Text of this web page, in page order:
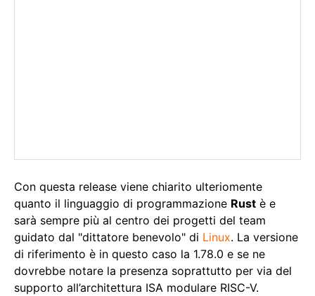
Con questa release viene chiarito ulteriomente
quanto il linguaggio di programmazione Rust è e
sarà sempre più al centro dei progetti del team
guidato dal "dittatore benevolo" di Linux. La versione
di riferimento è in questo caso la 1.78.0 e se ne
dovrebbe notare la presenza soprattutto per via del
supporto all’architettura ISA modulare RISC-V.